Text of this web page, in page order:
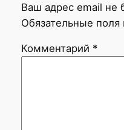
Ваш адрес email не
Обязательные
Комментарий *